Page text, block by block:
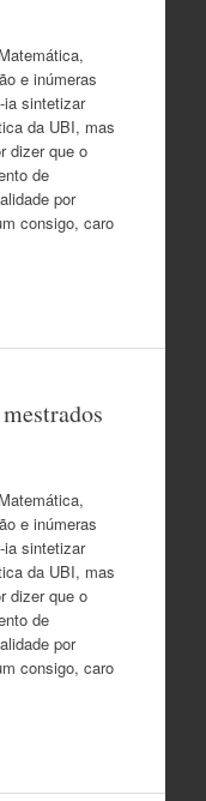
e inúmeras
ia sintetizar
da UBI, mas
dizer que o
de
por
consigo, caro
e inúmeras
ia sintetizar
da UBI, mas
dizer que o
de
por
consigo, caro